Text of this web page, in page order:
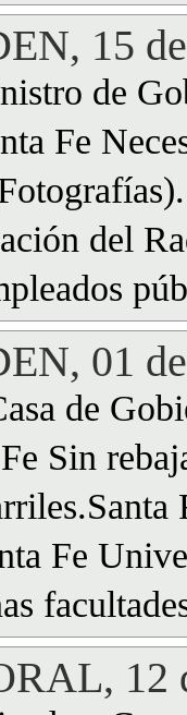
15
de
Fe
del
01
de
Sin
Fe
12